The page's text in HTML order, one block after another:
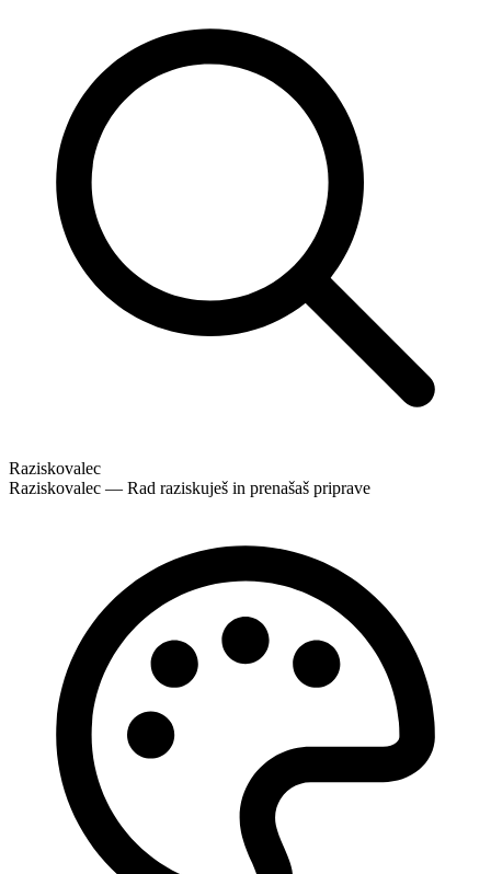
Raziskovalec
Raziskovalec — Rad raziskuješ in prenašaš priprave